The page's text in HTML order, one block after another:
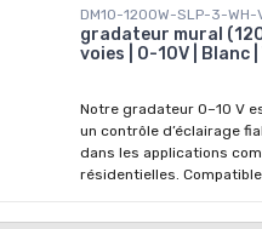
voies et offre une
la puissance dans un
Idéal pour l’éclairage DEL,
DM10-1200W-SLP-3-WH-
gradateur mural (1200W) | 3
voies | 0-10V | Blanc |
Notre gradateur 0–10 V
un contrôle d’éclairage fiable et précis
dans les applications
résidentielles.